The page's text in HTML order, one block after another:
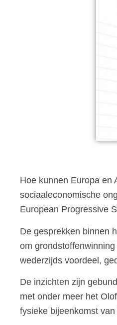
Hoe kunnen Europa en
sociaaleconomische
European Progressive
De gesprekken binnen
om
wederzijds voordeel,
De inzichten zijn
met onder meer het
fysieke bijeenkomst